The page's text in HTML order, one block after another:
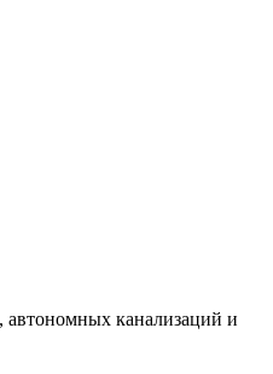
автономных канализаций и